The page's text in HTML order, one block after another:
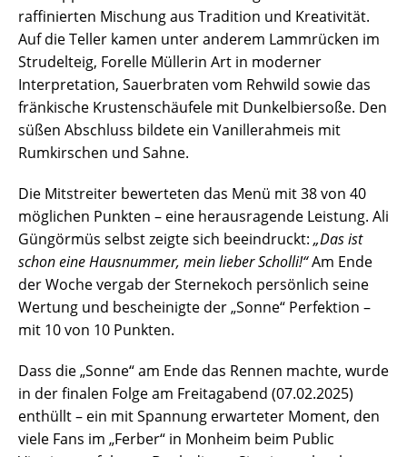
raffinierten Mischung aus Tradition und Kreativität.
Auf die Teller kamen unter anderem Lammrücken im
Strudelteig, Forelle Müllerin Art in moderner
Interpretation, Sauerbraten vom Rehwild sowie das
fränkische Krustenschäufele mit Dunkelbiersoße. Den
süßen Abschluss bildete ein Vanillerahmeis mit
Rumkirschen und Sahne.
Die Mitstreiter bewerteten das Menü mit 38 von 40
möglichen Punkten – eine herausragende Leistung. Ali
Güngörmüs selbst zeigte sich beeindruckt: „Das ist
schon eine Hausnummer, mein lieber Scholli!“Am Ende
der Woche vergab der Sternekoch persönlich seine
Wertung und bescheinigte der „Sonne“ Perfektion –
mit 10 von 10 Punkten.
Dass die „Sonne“ am Ende das Rennen machte, wurde
in der finalen Folge am Freitagabend (07.02.2025)
enthüllt – ein mit Spannung erwarteter Moment, den
viele Fans im „Ferber“ in Monheim beim Public